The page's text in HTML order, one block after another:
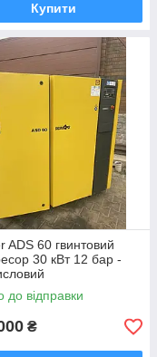
Купити
ADS 60 гвинтовий
30 кВт 12 бар -
до відправки
₴